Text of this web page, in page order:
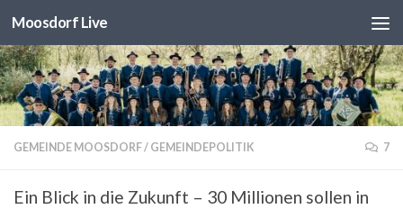
Unter dem Inhalt
Moosdorf Live
GEMEINDE MOOSDORF/ GEMEINDEPOLITIK 7
Ein Blick in die Zukunft – 30 Millionen sollen in